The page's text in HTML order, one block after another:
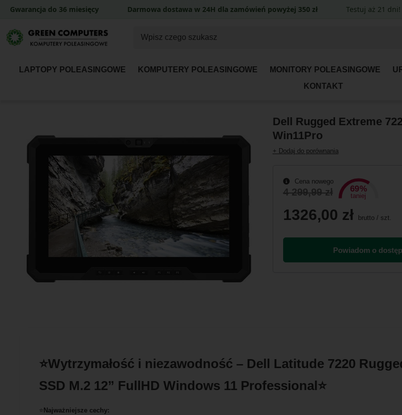
LAPTOPY POLEASINGOWE KOMPUTERY POLEASINGOWE MONITORY POLEASINGOWE
KONTAKT
Dell Rugged Extreme
Win11Pro
+ Dodaj do porównania
Cena nowego
4 299,99 zł 69%
taniej
1326,00 zł brutto/ szt.
Powiadom o
⭐Wytrzymałość i niezawodność – Dell Latitude 7220
SSD M.2 12” FullHD Windows 11 Professional⭐
⭐ Najważniejsze cechy:
Gwarancja do 36 miesięcy Darmowa dostawa w 24H dla zamówień powyżej 350 zł Testuj aż 21 dni!